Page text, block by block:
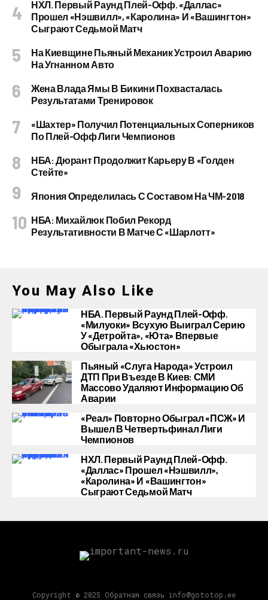
НХЛ. Первый Раунд Плей-Офф. «Даллас»
Прошел «Нэшвилл», «Каролина» И «Вашингтон»
Сыграют Седьмой Матч
На Киевщине Пьяный Механик Устроил Аварию
На Угнанном Авто
Жена Влада Ямы В Бикини Похвасталась
Результатами Тренировок
«Шахтер» Получил Потенциальных Соперников
По Плей-Офф Лиги Чемпионов
НБА: Дюрант Продолжит Карьеру В «Голден
Стейте»
Япония Определилась С Составом На ЧМ-2018
НБА: Михайлюк Побил Рекорд
Результативности В Матче С «Шарлотт»
You May Also Like
НБА. Первый Раунд Плей-Офф.
«Милуоки» Всухую Выиграл Серию
У «Детройта», «Юта» Впервые
Обыграла «Хьюстон»
Пьяный «слуга Народа» Устроил
ДТП При Въезде В Киев: СМИ
Массово Удаляют Информацию Об
Аварии
«Реал» Повторно Обыграл «ПСЖ» И
Вышел В Четвертьфинал Лиги
Чемпионов
НХЛ. Первый Раунд Плей-Офф.
«Даллас» Прошел «Нэшвилл»,
«Каролина» И «Вашингтон»
Сыграют Седьмой Матч
Copyright © 2025 Обратная связь info@gototop.ee